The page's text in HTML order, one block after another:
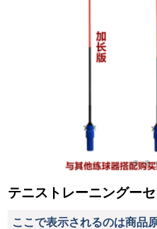
テニストレーニングーセ
ここで表示されるのは商品